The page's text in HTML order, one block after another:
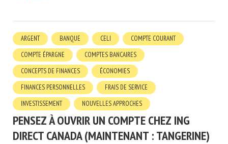
ARGENT BANQUE CELI
COMPTE COURANT
COMPTE ÉPARGNE
COMPTES BANCAIRES
CONCEPTS DE FINANCES
ÉCONOMIES
FINANCES PERSONNELLES
FRAIS DE SERVICE
INVESTISSEMENT
NOUVELLES APPROCHES
PENSEZ À OUVRIR UN COMPTE CHEZ ING
DIRECT CANADA (MAINTENANT : TANGERINE)